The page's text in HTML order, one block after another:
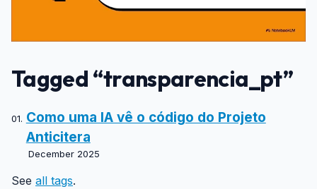
Tagged “transparencia_pt”
Como uma IA vê o código do Projeto
Anticitera
December 2025
See all tags.